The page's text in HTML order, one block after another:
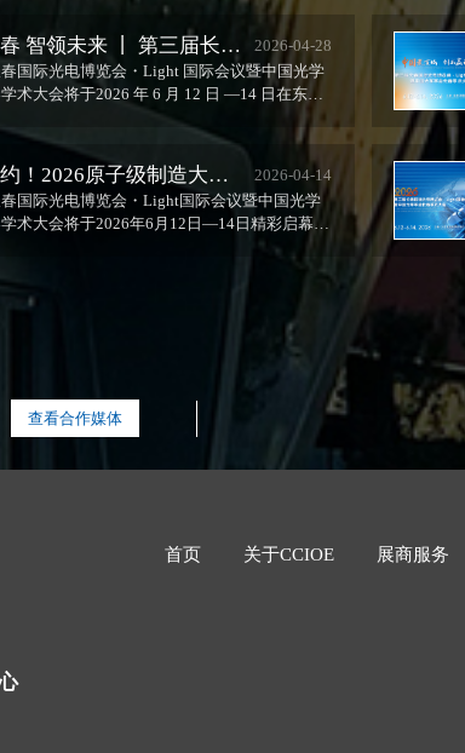
智领未来 丨 第三届长春
6月启幕 八大亮点打造全
宴
2026-04-28
国际光电博览会・Light 国际会议暨中国光学
术大会将于2026 年 6 月 12 日 —14 日在东北
！2026原子级制造大赛
相第三届长春光博会
2026-04-14
国际光电博览会・Light国际会议暨中国光学
术大会将于2026年6月12日—14日精彩启幕！
查看合作媒体
首页 关于CCIOE 展商服务